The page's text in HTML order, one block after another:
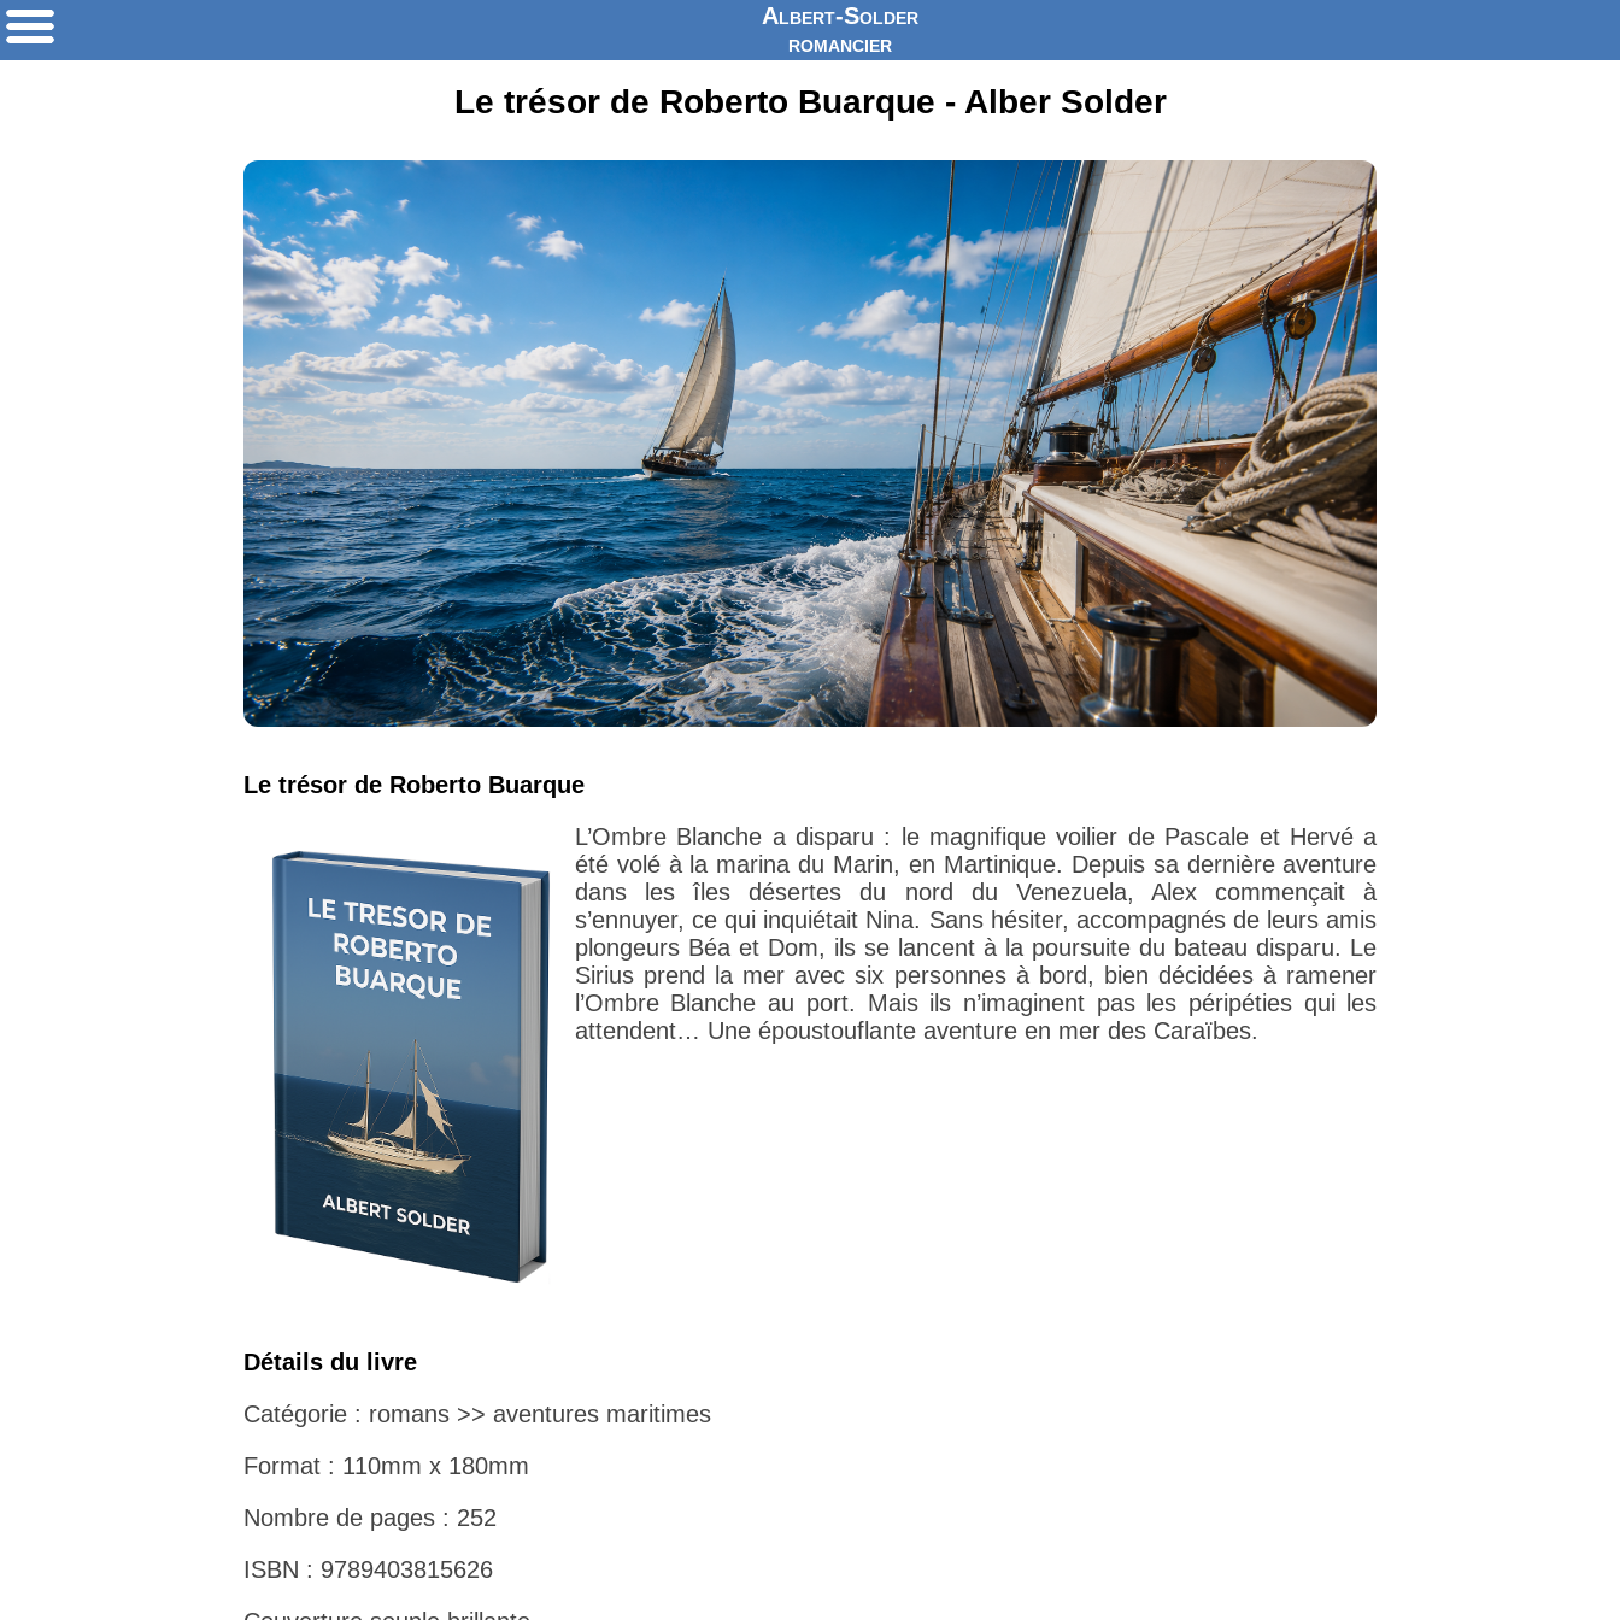
Albert-Solder
romancier
Le trésor de Roberto Buarque - Alber Solder
Le trésor de Roberto Buarque
L’Ombre Blanche a disparu : le magnifique voilier de Pascale et Hervé a
été volé à la marina du Marin, en Martinique. Depuis sa dernière aventure
dans les îles désertes du nord du Venezuela, Alex commençait à
s’ennuyer, ce qui inquiétait Nina. Sans hésiter, accompagnés de leurs amis
plongeurs Béa et Dom, ils se lancent à la poursuite du bateau disparu. Le
Sirius prend la mer avec six personnes à bord, bien décidées à ramener
l’Ombre Blanche au port. Mais ils n’imaginent pas les péripéties qui les
attendent… Une époustouflante aventure en mer des Caraïbes.
Détails du livre
Catégorie : romans >> aventures maritimes
Format : 110mm x 180mm
Nombre de pages : 252
ISBN : 9789403815626